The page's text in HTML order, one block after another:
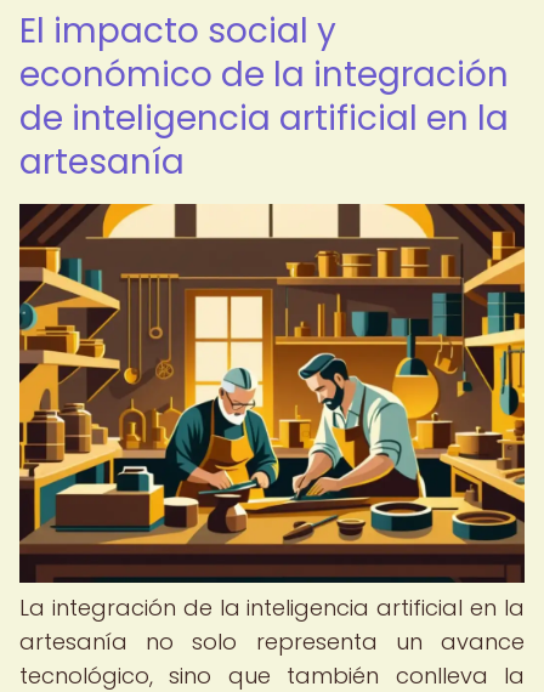
El impacto social y
económico de la integración
de inteligencia artificial en la
artesanía
La integración de la inteligencia artificial en la
artesanía no solo representa un avance
tecnológico, sino que también conlleva la